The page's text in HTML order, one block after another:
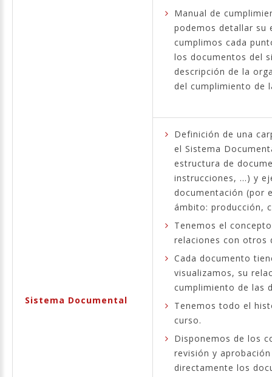
Sistema Documental
Manual de
podemos detallar su
cumplimos cada
los documentos del
descripción de la
del cumplimiento de
Definición de una
el Sistema
estructura de
instrucciones, ...) y
documentación (por
ámbito: producción,
Tenemos el
relaciones con otros
Cada documento
visualizamos, su
cumplimiento de las
Tenemos todo el
curso.
Disponemos de los
revisión y
directamente los